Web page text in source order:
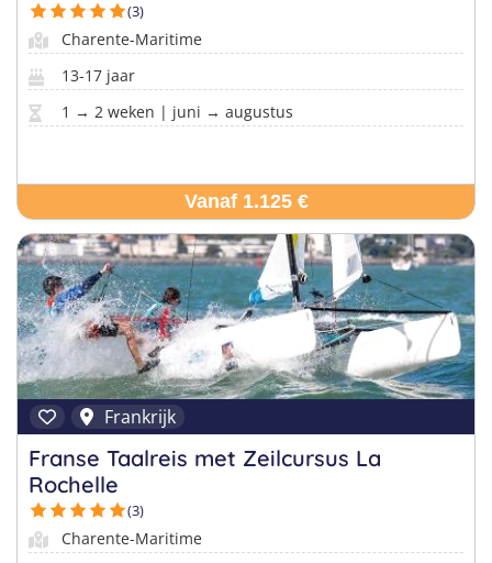
(3)
Charente-Maritime
13-17 jaar
1 → 2 weken | juni → augustus
Vanaf 1.125 €
Frankrijk
Franse Taalreis met Zeilcursus La
Rochelle
(3)
Charente-Maritime